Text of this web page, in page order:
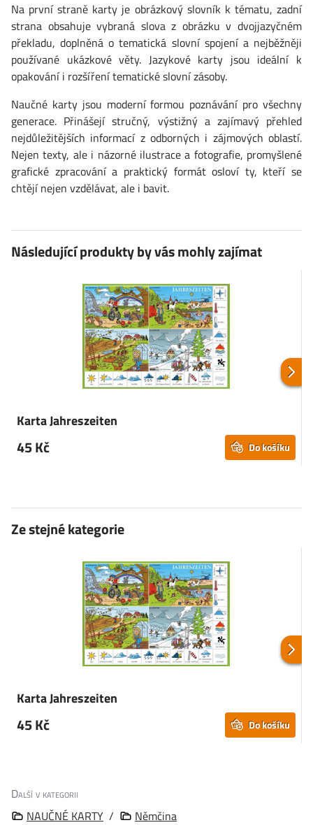
Na první straně karty je obrázkový slovník k tématu, zadní
strana obsahuje vybraná slova z obrázku v dvojjazyčném
překladu, doplněná o tematická slovní spojení a nejběžněji
používané ukázkové věty. Jazykové karty jsou ideální k
opakování i rozšíření tematické slovní zásoby.
Naučné karty jsou moderní formou poznávání pro všechny
generace. Přinášejí stručný, výstižný a zajímavý přehled
nejdůležitějších informací z odborných i zájmových oblastí.
Nejen texty, ale i názorné ilustrace a fotografie, promyšlené
grafické zpracování a praktický formát osloví ty, kteří se
chtějí nejen vzdělávat, ale i bavit.
Následující produkty by vás mohly zajímat
Karta Jahreszeiten
45 Kč Do košíku
Ze stejné kategorie
Karta Jahreszeiten
45 Kč Do košíku
Další v kategorii
NAUČNÉ KARTY / Němčina